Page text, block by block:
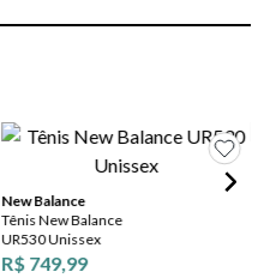
New Balance
Tênis New Balance
UR530 Unissex
R$ 749,99